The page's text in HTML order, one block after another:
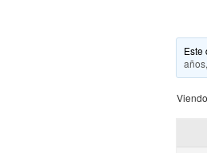
Este